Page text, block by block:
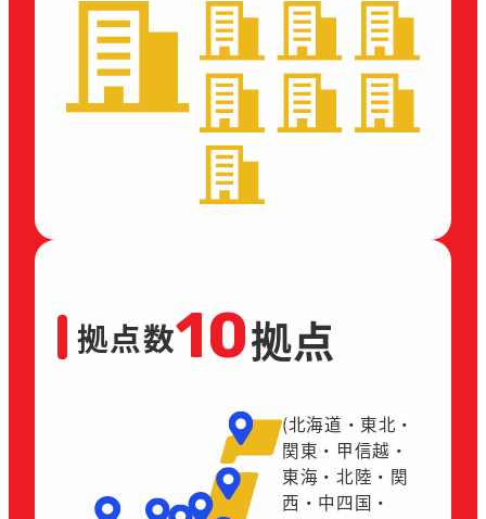
拠点数10拠点
(北海道・東北・
関東・甲信越・
東海・北陸・関
西・中四国・